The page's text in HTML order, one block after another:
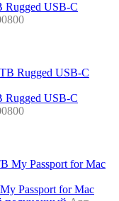
USB-C
USB-C
Passport for Mac